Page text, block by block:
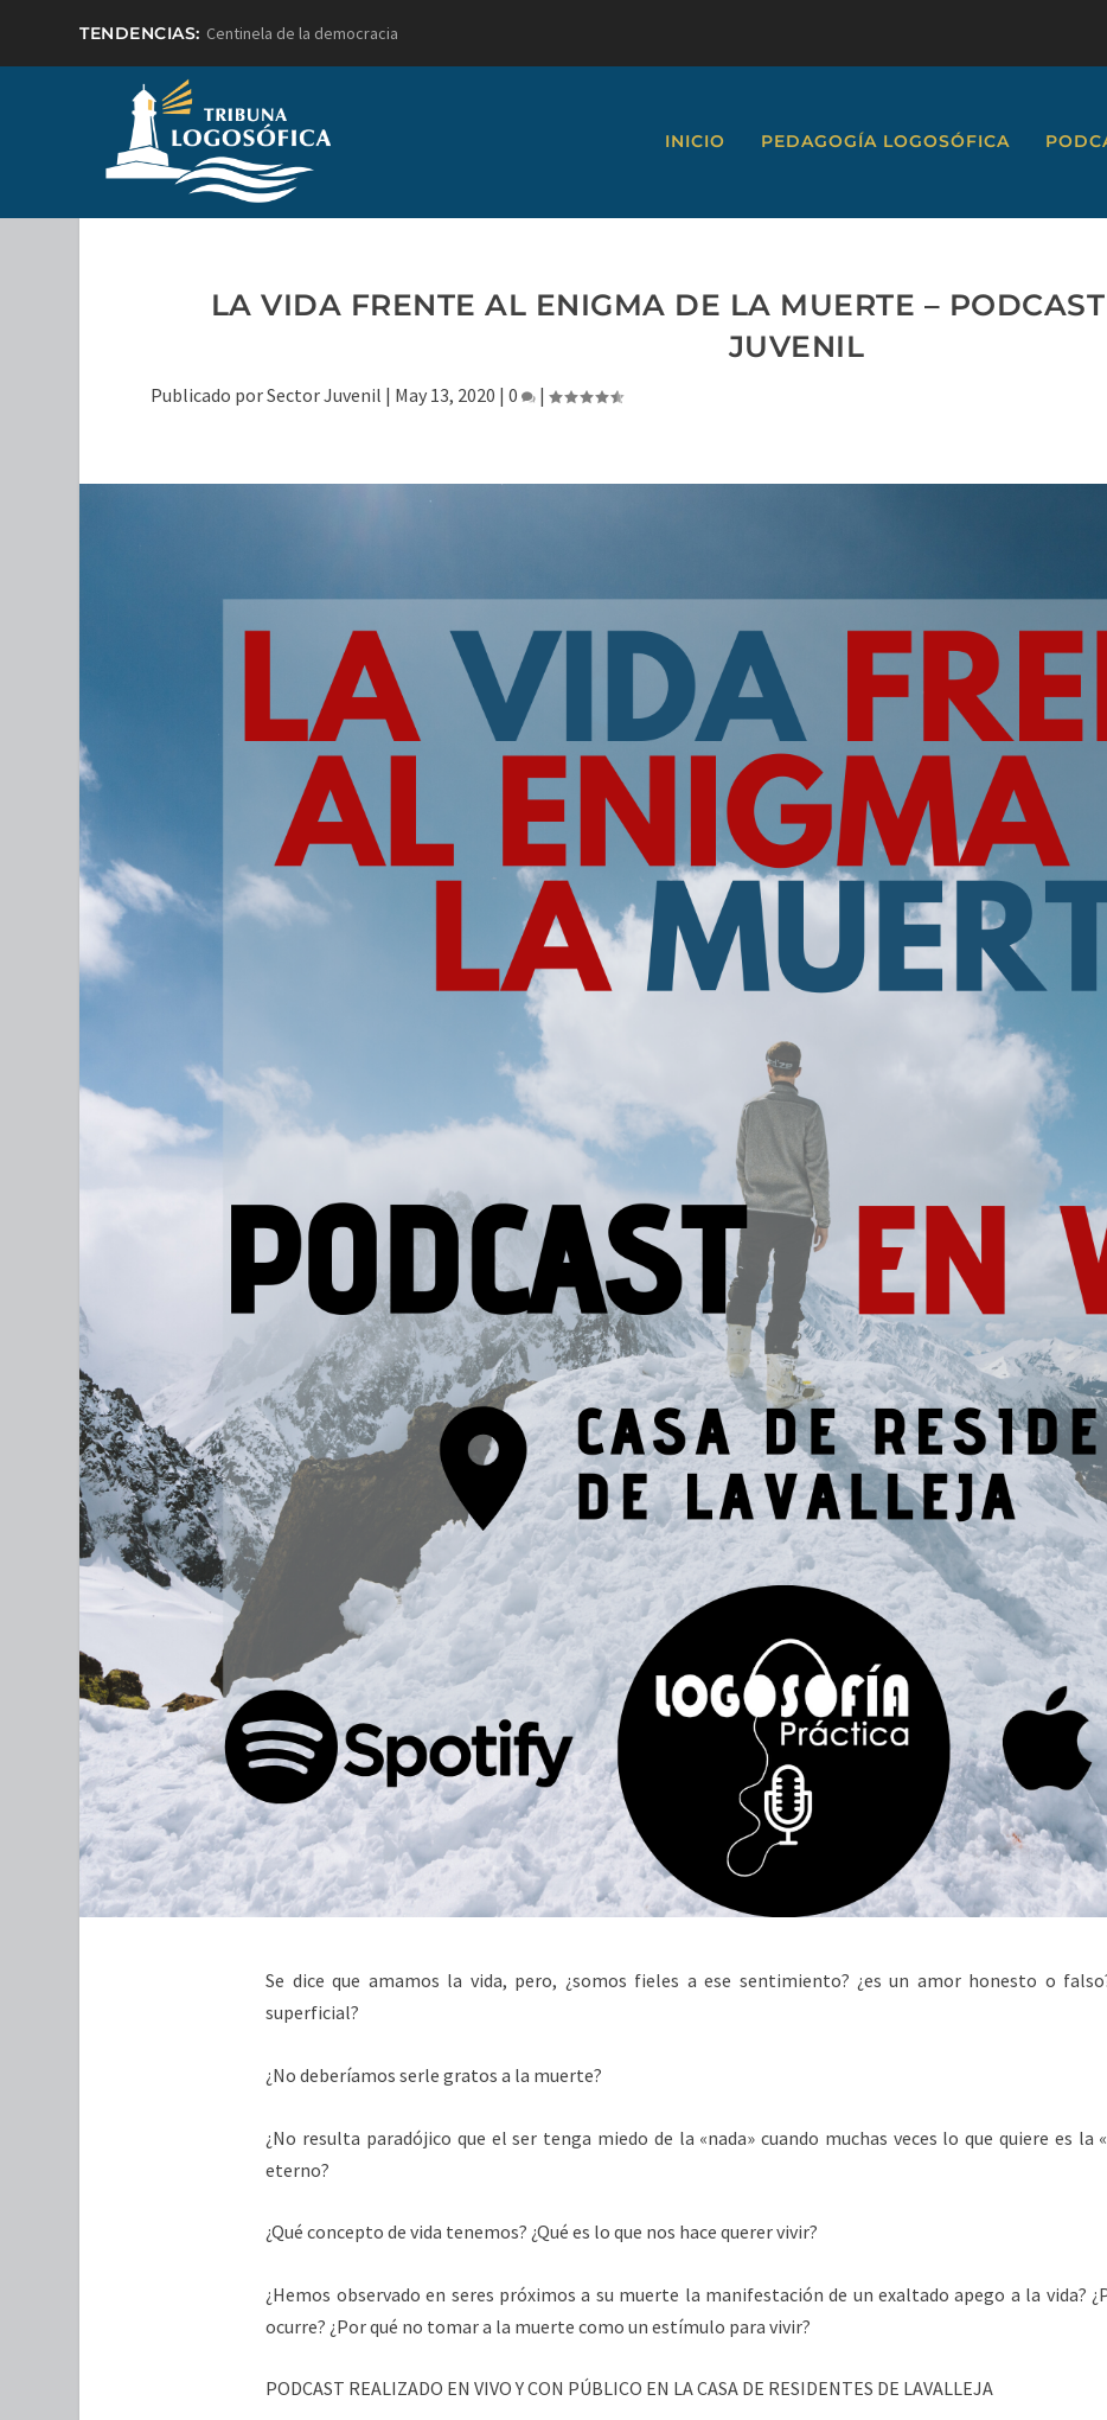
TENDENCIAS: Centinela de la democracia
INICIO PEDAGOGÍA LOGOSÓFICA
LA VIDA FRENTE AL ENIGMA DE LA MUERTE –
JUVENIL
Publicado porSector Juvenil | May 13, 2020 |0 |
Se dice que amamos la vida, pero, ¿somos fieles a ese sentimiento? ¿es un amor honesto o
superficial?
¿No deberíamos serle gratos a la muerte?
¿No resulta paradójico que el ser tenga miedo de la «nada» cuando muchas veces lo que quiere es la
eterno?
¿Qué concepto de vida tenemos? ¿Qué es lo que nos hace querer vivir?
¿Hemos observado en seres próximos a su muerte la manifestación de un exaltado apego a la vida?
ocurre? ¿Por qué no tomar a la muerte como un estímulo para vivir?
PODCAST REALIZADO EN VIVO Y CON PÚBLICO EN LA CASA DE RESIDENTES DE LAVALLEJA